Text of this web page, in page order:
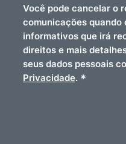
Você pode cancelar o
comunicações quando
informativos que irá
direitos e mais
seus dados pessoais
Privacidade. *